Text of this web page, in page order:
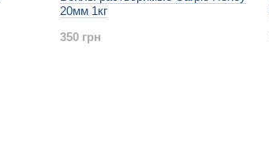
20мм 1кг
350 грн